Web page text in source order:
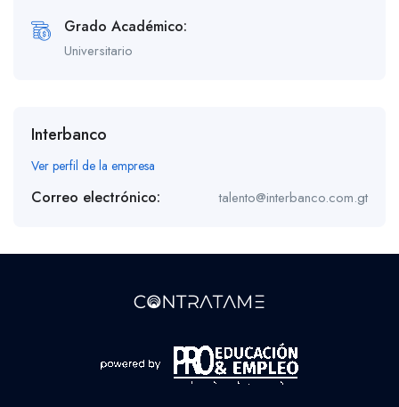
Grado Académico:
Universitario
Interbanco
Ver perfil de la empresa
Correo electrónico: talento@interbanco.com.gt